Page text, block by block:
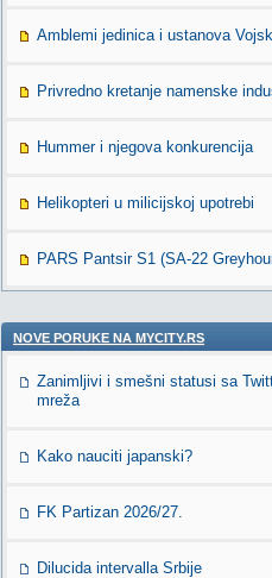
Amblemi jedinica i ustanova
Privredno kretanje namenske
Hummer i njegova konkurencija
Helikopteri u milicijskoj upotrebi
PARS Pantsir S1 (SA-22
NOVE PORUKE NA MYCITY.RS
Zanimljivi i smešni statusi sa
mreža
Kako nauciti japanski?
FK Partizan 2026/27.
Dilucida intervalla Srbije